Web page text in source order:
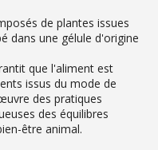
de plantes issues
dans une gélule d'origine
que l'aliment est
issus du mode de
des pratiques
des équilibres
être animal.